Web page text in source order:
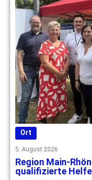
Ort
5. August 2026
Region Main-
qualifizierte